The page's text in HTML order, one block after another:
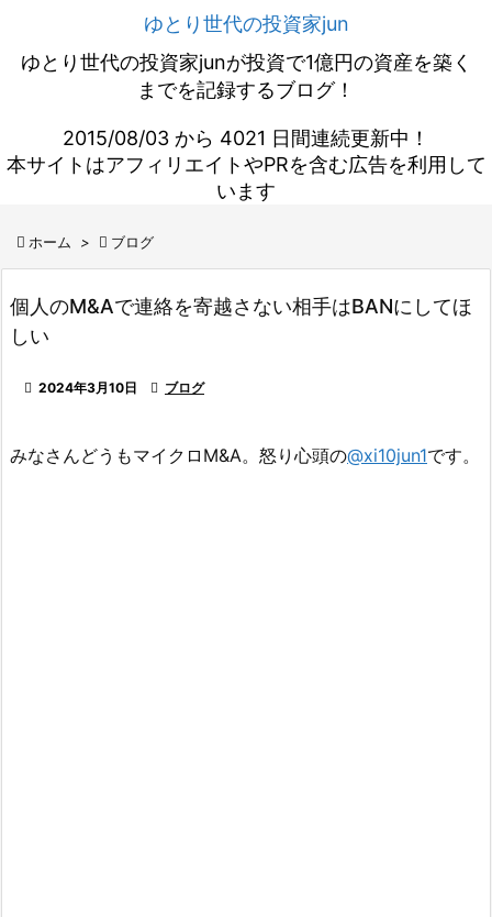
ゆとり世代の投資家jun
ゆとり世代の投資家junが投資で1億円の資産を築く
までを記録するブログ！
2015/08/03 から 4021 日間連続更新中！
本サイトはアフィリエイトやPRを含む広告を利用して
います
 ホーム >  ブログ
個人のM&Aで連絡を寄越さない相手はBANにしてほ
しい
 2024年3月10日  ブログ
みなさんどうもマイクロM&A。怒り心頭の@xi10jun1です。